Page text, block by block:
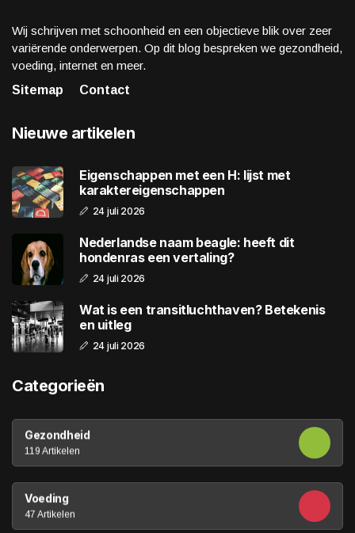
Wij schrijven met schoonheid en een objectieve blik over zeer
variërende onderwerpen. Op dit blog bespreken we gezondheid,
voeding, internet en meer.
Sitemap
Contact
Nieuwe artikelen
Eigenschappen met een H: lijst met
karaktereigenschappen
24 juli 2026
Nederlandse naam beagle: heeft dit
hondenras een vertaling?
24 juli 2026
Wat is een transitluchthaven? Betekenis
en uitleg
24 juli 2026
Categorieën
Gezondheid
119 Artikelen
Voeding
47 Artikelen